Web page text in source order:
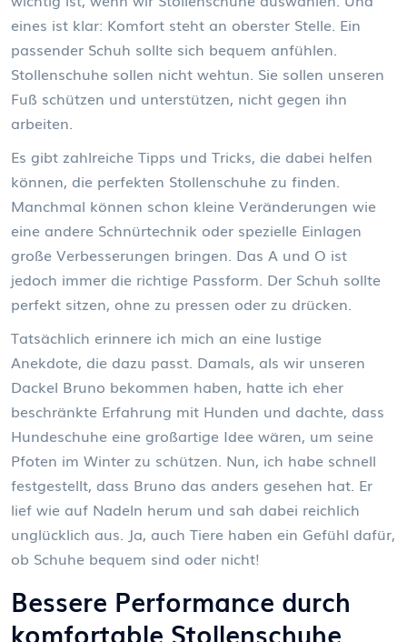
eines ist klar: Komfort steht an oberster Stelle. Ein
passender Schuh sollte sich bequem anfühlen.
Stollenschuhe sollen nicht wehtun. Sie sollen unseren
Fuß schützen und unterstützen, nicht gegen ihn
arbeiten.
Es gibt zahlreiche Tipps und Tricks, die dabei helfen
können, die perfekten Stollenschuhe zu finden.
Manchmal können schon kleine Veränderungen wie
eine andere Schnürtechnik oder spezielle Einlagen
große Verbesserungen bringen. Das A und O ist
jedoch immer die richtige Passform. Der Schuh sollte
perfekt sitzen, ohne zu pressen oder zu drücken.
Tatsächlich erinnere ich mich an eine lustige
Anekdote, die dazu passt. Damals, als wir unseren
Dackel Bruno bekommen haben, hatte ich eher
beschränkte Erfahrung mit Hunden und dachte, dass
Hundeschuhe eine großartige Idee wären, um seine
Pfoten im Winter zu schützen. Nun, ich habe schnell
festgestellt, dass Bruno das anders gesehen hat. Er
lief wie auf Nadeln herum und sah dabei reichlich
unglücklich aus. Ja, auch Tiere haben ein Gefühl dafür,
ob Schuhe bequem sind oder nicht!
Bessere Performance durch
komfortable Stollenschuhe